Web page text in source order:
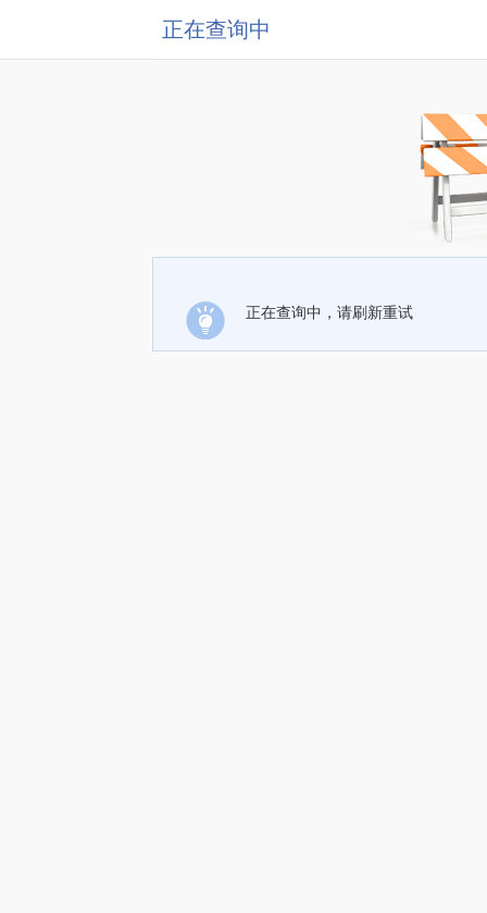
正在查询中
正在查询中，请刷新重试